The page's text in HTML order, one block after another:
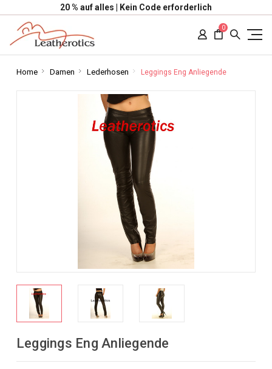
20 % auf alles | Kein Code erforderlich
0
Home Damen Lederhosen Leggings Eng Anliegende
Leggings Eng Anliegende